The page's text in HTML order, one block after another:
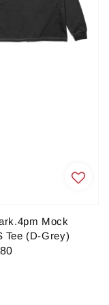
Mock
Tee (D-Grey)